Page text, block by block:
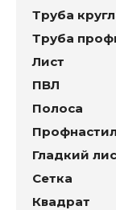
Труба
Труба
Лист
ПВЛ
Полоса
Профнастил
Гладкий
Сетка
Квадрат